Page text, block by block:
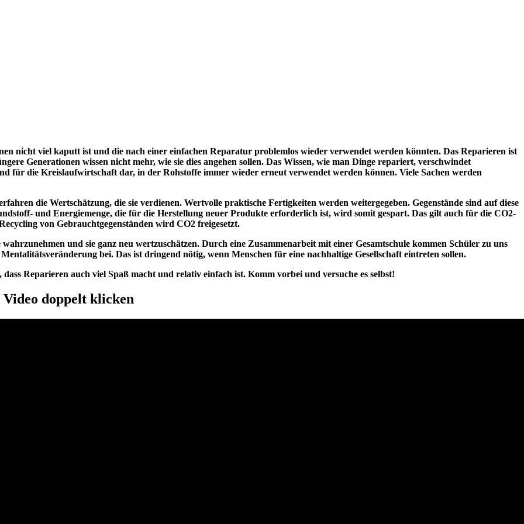
nicht viel kaputt ist und die nach einer einfachen Reparatur problemlos wieder verwendet werden könnten. Das Reparieren ist
Generationen wissen nicht mehr, wie sie dies angehen sollen. Das Wissen, wie man Dinge repariert, verschwindet
für die Kreislaufwirtschaft dar, in der Rohstoffe immer wieder erneut verwendet werden können. Viele Sachen werden
die Wertschätzung, die sie verdienen. Wertvolle praktische Fertigkeiten werden weitergegeben. Gegenstände sind auf diese
und Energiemenge, die für die Herstellung neuer Produkte erforderlich ist, wird somit gespart. Das gilt auch für die CO2-
von Gebrauchtgegenständen wird CO2 freigesetzt.
und sie ganz neu wertzuschätzen. Durch eine Zusammenarbeit mit einer Gesamtschule kommen Schüler zu uns
bei. Das ist dringend nötig, wenn Menschen für eine nachhaltige Gesellschaft eintreten sollen.
Reparieren auch viel Spaß macht und relativ einfach ist. Komm vorbei und versuche es selbst!
doppelt klicken